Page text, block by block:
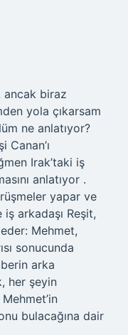
ancak biraz
yola çıkarsam
ne anlatıyor?
Canan’ı
Irak’taki iş
anlatıyor .
yapar ve
arkadaşı Reşit,
Mehmet,
sonucunda
arka
her şeyin
bulacağına dair